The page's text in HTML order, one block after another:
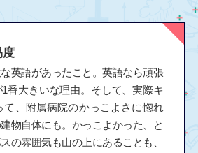
度
英語があったこと。英語なら頑張
番大きいな理由。そして、実際キ
て、附属病院のかっこよさに惚れ
物自体にも。かっこよかった、と
の雰囲気も山の上にあることも、